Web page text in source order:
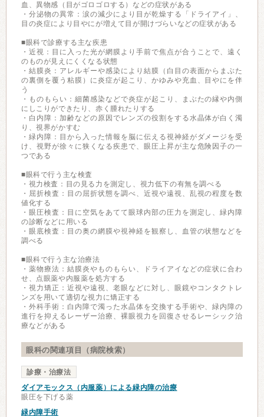
血、異物感（目がゴロゴロする）などの症状がある
・分泌物の異常：涙の減少により目が乾燥する「ドライアイ」、
目の炎症により目やにが増えて目が開けづらいなどの症状がある
■眼科で診療する主な疾患
・近視：目に入った光が網膜より手前で焦点が合うことで、遠く
のものが見えにくくなる状態
・結膜炎：アレルギーや感染により結膜（白目の表面からまぶた
の裏側を覆う粘膜）に炎症が起こり、かゆみや充血、目やにを伴
う
・ものもらい：細菌感染などで炎症が起こり、まぶたの縁や内側
にしこりができたり、赤く腫れたりする
・白内障：加齢などの原因でレンズの役割をする水晶体が白く濁
り、視界がかすむ
・緑内障：目から入った情報を脳に伝える視神経がダメージを受
け、視野が徐々に狭くなる疾患で、眼圧上昇が主な危険因子の一
つである
■眼科で行う主な検査
・視力検査：目の見る力を測定し、視力低下の有無を調べる
・屈折検査：目の屈折状態を調べ、近視や遠視、乱視の程度を数
値化する
・眼圧検査：目に空気をあてて眼球内部の圧力を測定し、緑内障
の診断などに用いる
・眼底検査：目の奥の網膜や視神経を観察し、血管の状態などを
調べる
■眼科で行う主な治療法
・薬物療法：結膜炎やものもらい、ドライアイなどの症状に合わ
せ、点眼薬や内服薬を処方する
・視力矯正：近視や遠視、老眼などに対し、眼鏡やコンタクトレ
ンズを用いて適切な視力に矯正する
・外科手術：白内障で濁った水晶体を交換する手術や、緑内障の
進行を抑えるレーザー治療、裸眼視力を回復させるレーシック治
療などがある
眼科の関連項目（病院検索）
診療・治療法
ダイアモックス（内服薬）による緑内障の治療
眼圧を下げる薬
緑内障手術